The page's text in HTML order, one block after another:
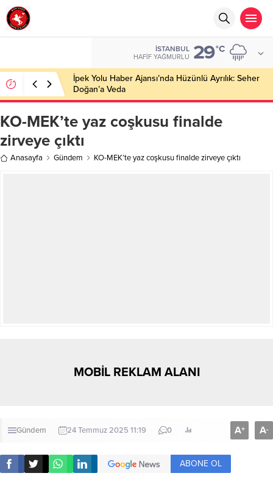
İSTANBUL
HAFIF YAĞMURLU 29°C
İpek Yolu Haber Ajansı’nda Hüzünlü Ayrılık: Seher
Doğan’a Veda
KO-MEK’te yaz coşkusu finalde
zirveye çıktı
Anasayfa Gündem KO-MEK’te yaz coşkusu finalde zirveye çıktı
MOBİL REKLAM ALANI
Gündem 24 Temmuz 2025 11:19 0 A+ A-
ABONE OL